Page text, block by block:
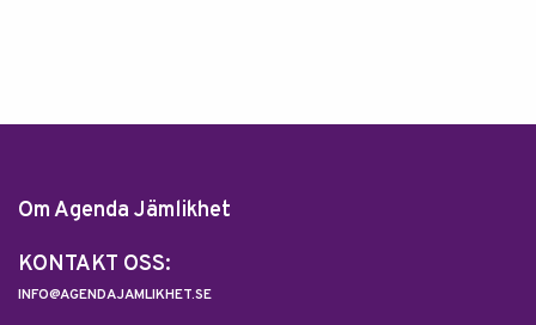
Om Agenda Jämlikhet
KONTAKT OSS:
INFO@AGENDAJAMLIKHET.SE